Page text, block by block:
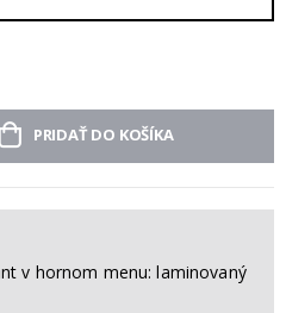
PRIDAŤ DO KOŠÍKA
v hornom menu: laminovaný